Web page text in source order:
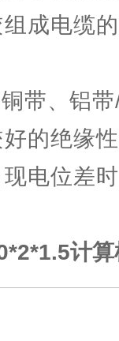
成电缆
带、铝
的绝缘
电位差
计